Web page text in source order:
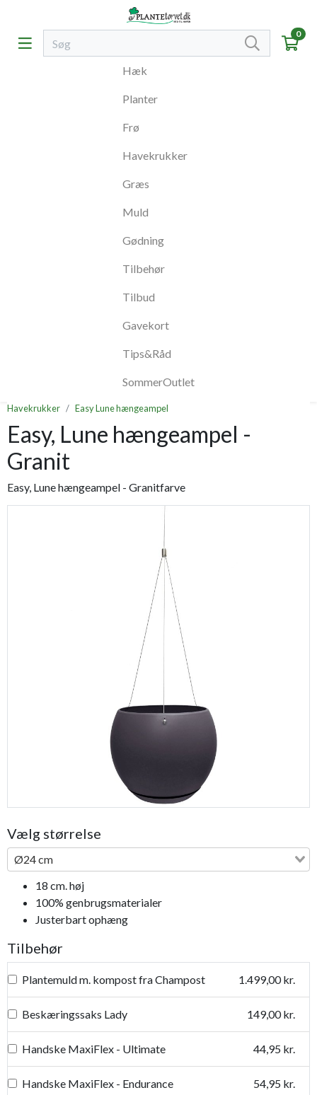
0
Hæk
Planter
Frø
Havekrukker
Græs
Muld
Gødning
Tilbehør
Tilbud
Gavekort
Tips&Råd
SommerOutlet
Havekrukker Easy Lune hængeampel
Easy, Lune hængeampel -
Granit
Easy, Lune hængeampel - Granitfarve
Vælg størrelse
Ø24 cm
18 cm. høj
100% genbrugsmaterialer
Justerbart ophæng
Tilbehør
Plantemuld m. kompost fra Champost 1.499,00 kr.
Beskæringssaks Lady 149,00 kr.
Handske MaxiFlex - Ultimate 44,95 kr.
Handske MaxiFlex - Endurance 54,95 kr.